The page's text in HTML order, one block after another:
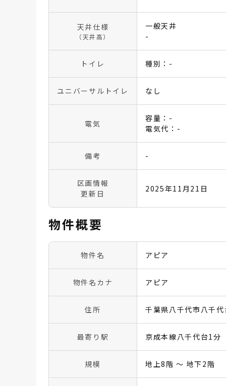
天井仕様
（天井高）
一般天井
-
トイレ 種別：-
ユニバーサルトイレ なし
電気
容量：-
電気代：-
備考 -
区画情報
更新日
2025年11月21日
物件概要
物件名 アピア
物件名カナ アピア
住所 千葉県八千代市八千
最寄り駅 京成本線八千代台1分
規模 地上8階 〜 地下2階